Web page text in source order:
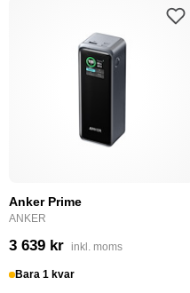
Anker Prime
ANKER
3 639 kr inkl. moms
Bara 1 kvar